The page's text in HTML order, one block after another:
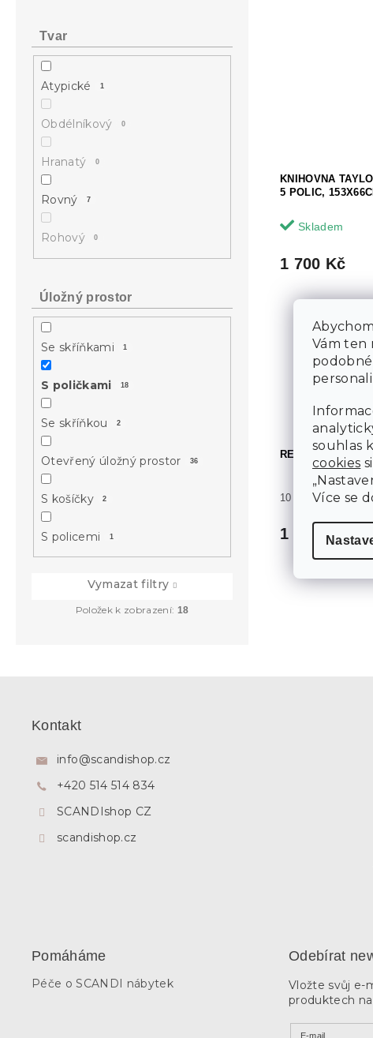
Vám ten
souhlas
cookies
Více se
Tvar
Atypické 1
Obdélníkový 0
Hranatý 0
Rovný 7
Rohový 0
Úložný prostor
Se skříňkami 1
S poličkami 18
Se skříňkou 2
Otevřený úložný prostor 36
S košíčky 2
S policemi 1
Vymazat filtry
Položek k zobrazení: 18
KNIHOVNA
5 POLIC,
Skladem
1 700 Kč
REGÁL TABLO R3
10 dní
1 799 Kč
Kontakt
info@scandishop.cz
+420 514 514 834
SCANDIshop CZ
scandishop.cz
Pomáháme
Péče o SCANDI nábytek
Odebírat
Vložte svůj e-
produktech
E-mail